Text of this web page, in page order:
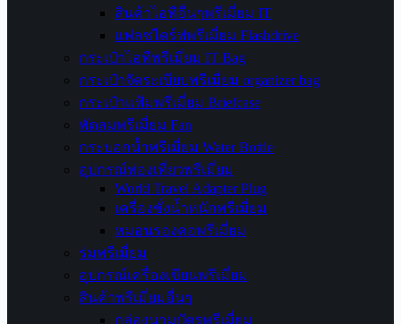
สินค้าไอทีอื่นๆพรีเมี่ยม IT
แฟลชไดร์ฟพรีเมี่ยม Flashdrive
กระเป๋าไอทีพรีเมี่ยม IT Bag
กระเป๋าจัดระเบียบพรีเมี่ยม organizer bag
กระเป๋าแฟ้มพรีเมี่ยม Briefcase
พัดลมพรีเมี่ยม Fan
กระบอกน้ำพรีเมี่ยม Water Bottle
อุปกรณ์ท่องเที่ยวพรีเมี่ยม
World Travel Adapter Plug
เครื่องชั่งน้ำหนักพรีเมี่ยม
หมอนรองคอพรีเมี่ยม
ร่มพรีเมี่ยม
อุปกรณ์เครื่องเขียนพรีเมี่ยม
สินค้าพรีเมี่ยมอื่นๆ
กล่องนามบัตรพรีเมี่ยม